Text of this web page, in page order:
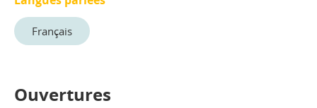
Français
Ouvertures